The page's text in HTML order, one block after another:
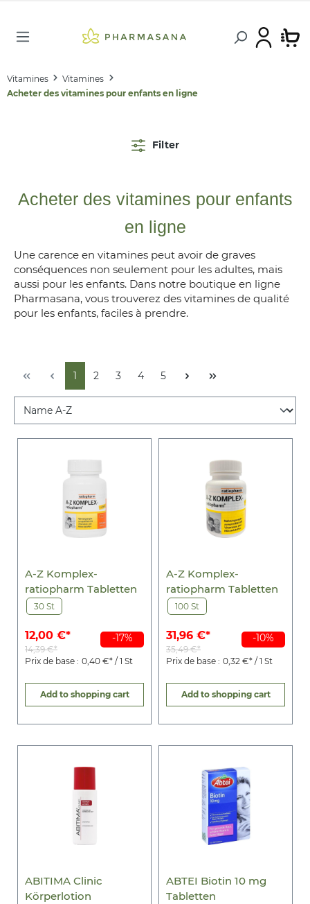
Vitamines
Vitamines
Acheter des vitamines pour enfants en ligne
Filter
Acheter des vitamines pour enfants
en ligne
Une carence en vitamines peut avoir de graves
conséquences non seulement pour les adultes, mais
aussi pour les enfants. Dans notre boutique en ligne
Pharmasana, vous trouverez des vitamines de qualité
pour les enfants, faciles à prendre.
1 2 3 4 5
-17%
A-Z Komplex-
ratiopharm Tabletten
30 St
12,00 €*
14,39 €*
Prix de base : 0,40 €* / 1 St
Add to shopping cart
-10%
A-Z Komplex-
ratiopharm Tabletten
100 St
31,96 €*
35,49 €*
Prix de base : 0,32 €* / 1 St
Add to shopping cart
ABITIMA Clinic
Körperlotion
ABTEI Biotin 10 mg
Tabletten